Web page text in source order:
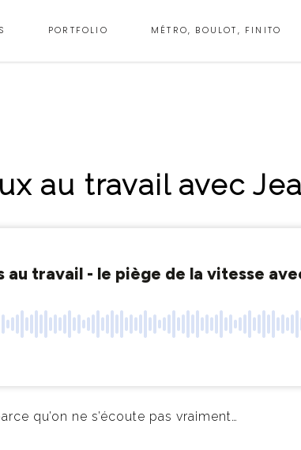
PORTFOLIO MÉTRO, BOULOT, FINITO
au travail avec
qu’on ne s’écoute pas vraiment…